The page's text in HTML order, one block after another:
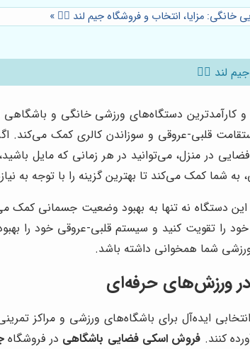
مزایا، انتخاب و فروشگاه جیم لند 🏃‍♀️ »
لند 🏃‍♀️
و کارآمدترین دستگاه‌های ورزشی خانگی و
قلبی-عروقی و سوزاندن کالری کمک می‌کند.
در منزل، می‌توانید در هر زمانی که مایل باشید،
شما کمک می‌کند تا بهترین گزینه را با توجه به
دستگاه نه تنها به بهبود وضعیت جسمانی کمک
را تقویت کنید و سیستم قلبی-عروقی خود را
شما همخوانی داشته باشد.
ورزش‌های حرفه‌ای
ایده‌آل برای باشگاه‌های ورزشی و مراکز
کنند. فروش اسکی فضایی باشگاهی در فروشگاه